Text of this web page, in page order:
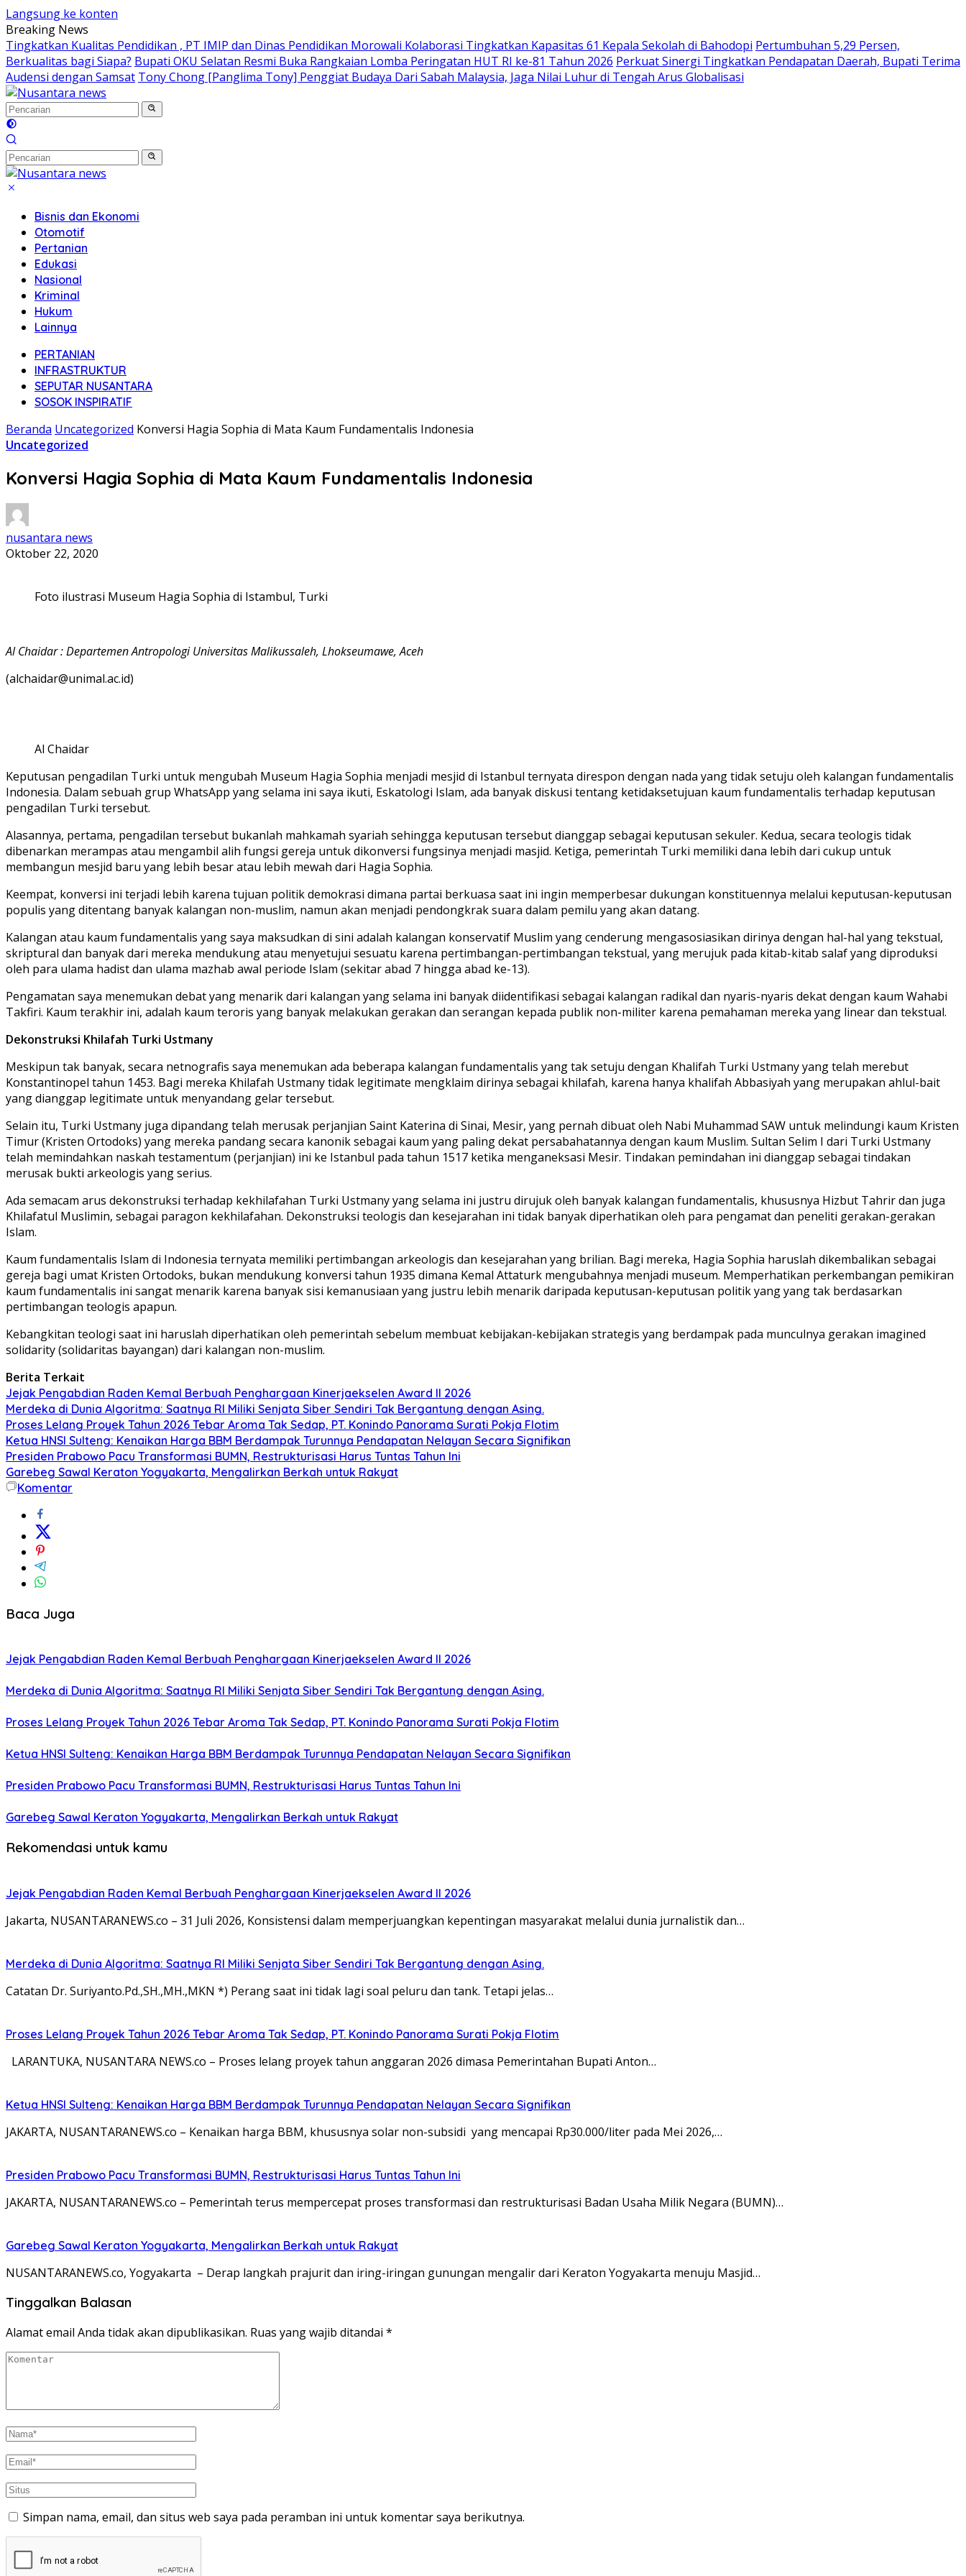
Langsung ke konten
Breaking News
Tingkatkan Kualitas Pendidikan , PT IMIP dan Dinas Pendidikan Morowali Kolaborasi Tingkatkan Kapasitas 61 Kepala Sekolah di Bahodopi Pertumbuhan 5,29 Persen,
Berkualitas bagi Siapa? Bupati OKU Selatan Resmi Buka Rangkaian Lomba Peringatan HUT RI ke-81 Tahun 2026 Perkuat Sinergi Tingkatkan Pendapatan Daerah, Bupati Terima
Audensi dengan Samsat Tony Chong [Panglima Tony] Penggiat Budaya Dari Sabah Malaysia, Jaga Nilai Luhur di Tengah Arus Globalisasi
Bisnis dan Ekonomi
Otomotif
Pertanian
Edukasi
Nasional
Kriminal
Hukum
Lainnya
PERTANIAN
INFRASTRUKTUR
SEPUTAR NUSANTARA
SOSOK INSPIRATIF
Beranda Uncategorized Konversi Hagia Sophia di Mata Kaum Fundamentalis Indonesia
Uncategorized
Konversi Hagia Sophia di Mata Kaum Fundamentalis Indonesia
nusantara news
Oktober 22, 2020
Foto ilustrasi Museum Hagia Sophia di Istambul, Turki
Al Chaidar : Departemen Antropologi Universitas Malikussaleh, Lhokseumawe, Aceh
(alchaidar@unimal.ac.id)
Al Chaidar
Keputusan pengadilan Turki untuk mengubah Museum Hagia Sophia menjadi mesjid di Istanbul ternyata direspon dengan nada yang tidak setuju oleh kalangan fundamentalis
Indonesia. Dalam sebuah grup WhatsApp yang selama ini saya ikuti, Eskatologi Islam, ada banyak diskusi tentang ketidaksetujuan kaum fundamentalis terhadap keputusan
pengadilan Turki tersebut.
Alasannya, pertama, pengadilan tersebut bukanlah mahkamah syariah sehingga keputusan tersebut dianggap sebagai keputusan sekuler. Kedua, secara teologis tidak
dibenarkan merampas atau mengambil alih fungsi gereja untuk dikonversi fungsinya menjadi masjid. Ketiga, pemerintah Turki memiliki dana lebih dari cukup untuk
membangun mesjid baru yang lebih besar atau lebih mewah dari Hagia Sophia.
Keempat, konversi ini terjadi lebih karena tujuan politik demokrasi dimana partai berkuasa saat ini ingin memperbesar dukungan konstituennya melalui keputusan-keputusan
populis yang ditentang banyak kalangan non-muslim, namun akan menjadi pendongkrak suara dalam pemilu yang akan datang.
Kalangan atau kaum fundamentalis yang saya maksudkan di sini adalah kalangan konservatif Muslim yang cenderung mengasosiasikan dirinya dengan hal-hal yang tekstual,
skriptural dan banyak dari mereka mendukung atau menyetujui sesuatu karena pertimbangan-pertimbangan tekstual, yang merujuk pada kitab-kitab salaf yang diproduksi
oleh para ulama hadist dan ulama mazhab awal periode Islam (sekitar abad 7 hingga abad ke-13).
Pengamatan saya menemukan debat yang menarik dari kalangan yang selama ini banyak diidentifikasi sebagai kalangan radikal dan nyaris-nyaris dekat dengan kaum Wahabi
Takfiri. Kaum terakhir ini, adalah kaum teroris yang banyak melakukan gerakan dan serangan kepada publik non-militer karena pemahaman mereka yang linear dan tekstual.
Dekonstruksi Khilafah Turki Ustmany
Meskipun tak banyak, secara netnografis saya menemukan ada beberapa kalangan fundamentalis yang tak setuju dengan Khalifah Turki Ustmany yang telah merebut
Konstantinopel tahun 1453. Bagi mereka Khilafah Ustmany tidak legitimate mengklaim dirinya sebagai khilafah, karena hanya khalifah Abbasiyah yang merupakan ahlul-bait
yang dianggap legitimate untuk menyandang gelar tersebut.
Selain itu, Turki Ustmany juga dipandang telah merusak perjanjian Saint Katerina di Sinai, Mesir, yang pernah dibuat oleh Nabi Muhammad SAW untuk melindungi kaum Kristen
Timur (Kristen Ortodoks) yang mereka pandang secara kanonik sebagai kaum yang paling dekat persabahatannya dengan kaum Muslim. Sultan Selim I dari Turki Ustmany
telah memindahkan naskah testamentum (perjanjian) ini ke Istanbul pada tahun 1517 ketika menganeksasi Mesir. Tindakan pemindahan ini dianggap sebagai tindakan
merusak bukti arkeologis yang serius.
Ada semacam arus dekonstruksi terhadap kekhilafahan Turki Ustmany yang selama ini justru dirujuk oleh banyak kalangan fundamentalis, khususnya Hizbut Tahrir dan juga
Khilafatul Muslimin, sebagai paragon kekhilafahan. Dekonstruksi teologis dan kesejarahan ini tidak banyak diperhatikan oleh para pengamat dan peneliti gerakan-gerakan
Islam.
Kaum fundamentalis Islam di Indonesia ternyata memiliki pertimbangan arkeologis dan kesejarahan yang brilian. Bagi mereka, Hagia Sophia haruslah dikembalikan sebagai
gereja bagi umat Kristen Ortodoks, bukan mendukung konversi tahun 1935 dimana Kemal Attaturk mengubahnya menjadi museum. Memperhatikan perkembangan pemikiran
kaum fundamentalis ini sangat menarik karena banyak sisi kemanusiaan yang justru lebih menarik daripada keputusan-keputusan politik yang yang tak berdasarkan
pertimbangan teologis apapun.
Kebangkitan teologi saat ini haruslah diperhatikan oleh pemerintah sebelum membuat kebijakan-kebijakan strategis yang berdampak pada munculnya gerakan imagined
solidarity (solidaritas bayangan) dari kalangan non-muslim.
Berita Terkait
Jejak Pengabdian Raden Kemal Berbuah Penghargaan Kinerjaekselen Award II 2026
Merdeka di Dunia Algoritma: Saatnya RI Miliki Senjata Siber Sendiri Tak Bergantung dengan Asing.
Proses Lelang Proyek Tahun 2026 Tebar Aroma Tak Sedap, PT. Konindo Panorama Surati Pokja Flotim
Ketua HNSI Sulteng: Kenaikan Harga BBM Berdampak Turunnya Pendapatan Nelayan Secara Signifikan
Presiden Prabowo Pacu Transformasi BUMN, Restrukturisasi Harus Tuntas Tahun Ini
Garebeg Sawal Keraton Yogyakarta, Mengalirkan Berkah untuk Rakyat
Komentar
Baca Juga
Jejak Pengabdian Raden Kemal Berbuah Penghargaan Kinerjaekselen Award II 2026
Merdeka di Dunia Algoritma: Saatnya RI Miliki Senjata Siber Sendiri Tak Bergantung dengan Asing.
Proses Lelang Proyek Tahun 2026 Tebar Aroma Tak Sedap, PT. Konindo Panorama Surati Pokja Flotim
Ketua HNSI Sulteng: Kenaikan Harga BBM Berdampak Turunnya Pendapatan Nelayan Secara Signifikan
Presiden Prabowo Pacu Transformasi BUMN, Restrukturisasi Harus Tuntas Tahun Ini
Garebeg Sawal Keraton Yogyakarta, Mengalirkan Berkah untuk Rakyat
Rekomendasi untuk kamu
Jejak Pengabdian Raden Kemal Berbuah Penghargaan Kinerjaekselen Award II 2026
Jakarta, NUSANTARANEWS.co – 31 Juli 2026, Konsistensi dalam memperjuangkan kepentingan masyarakat melalui dunia jurnalistik dan…
Merdeka di Dunia Algoritma: Saatnya RI Miliki Senjata Siber Sendiri Tak Bergantung dengan Asing.
Catatan Dr. Suriyanto.Pd.,SH.,MH.,MKN *) Perang saat ini tidak lagi soal peluru dan tank. Tetapi jelas…
Proses Lelang Proyek Tahun 2026 Tebar Aroma Tak Sedap, PT. Konindo Panorama Surati Pokja Flotim
LARANTUKA, NUSANTARA NEWS.co – Proses lelang proyek tahun anggaran 2026 dimasa Pemerintahan Bupati Anton…
Ketua HNSI Sulteng: Kenaikan Harga BBM Berdampak Turunnya Pendapatan Nelayan Secara Signifikan
JAKARTA, NUSANTARANEWS.co – Kenaikan harga BBM, khususnya solar non-subsidi yang mencapai Rp30.000/liter pada Mei 2026,…
Presiden Prabowo Pacu Transformasi BUMN, Restrukturisasi Harus Tuntas Tahun Ini
JAKARTA, NUSANTARANEWS.co – Pemerintah terus mempercepat proses transformasi dan restrukturisasi Badan Usaha Milik Negara (BUMN)…
Garebeg Sawal Keraton Yogyakarta, Mengalirkan Berkah untuk Rakyat
NUSANTARANEWS.co, Yogyakarta – Derap langkah prajurit dan iring-iringan gunungan mengalir dari Keraton Yogyakarta menuju Masjid…
Tinggalkan Balasan
Alamat email Anda tidak akan dipublikasikan. Ruas yang wajib ditandai *
Simpan nama, email, dan situs web saya pada peramban ini untuk komentar saya berikutnya.